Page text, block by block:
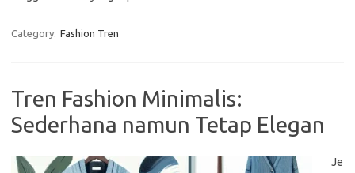
Category: Fashion Tren
Tren Fashion Minimalis:
Sederhana namun Tetap Elegan
Je